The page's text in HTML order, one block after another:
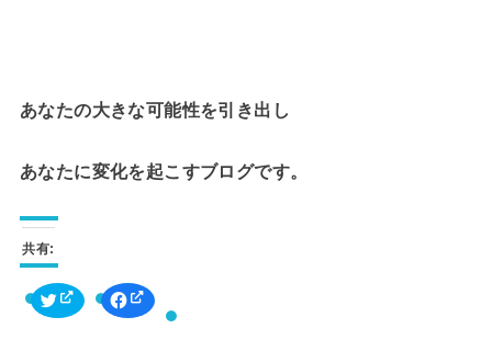
あなたの大きな可能性を引き出し
あなたに変化を起こすブログです。
共有:
ク
リ
ッ
F
a
c